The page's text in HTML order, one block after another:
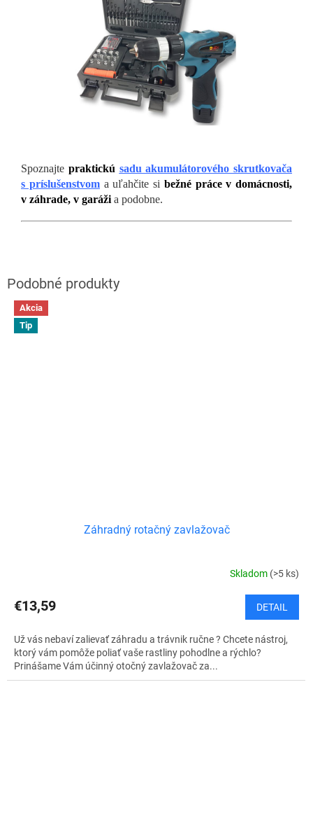
Spoznajte praktickú sadu akumulátorového skrutkovača
s príslušenstvoma uľahčite si bežné práce v domácnosti,
v záhrade, v garáži a podobne.
Akcia
Tip
Záhradný rotačný zavlažovač
Skladom (>5 ks)
€13,59 DETAIL
Už vás nebaví zalievať záhradu a trávnik ručne ? Chcete nástroj,
ktorý vám pomôže poliať vaše rastliny pohodlne a rýchlo?
Prinášame Vám účinný otočný zavlažovač za...